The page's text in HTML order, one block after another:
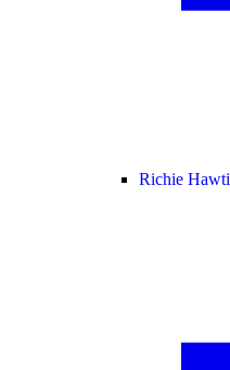
Richie